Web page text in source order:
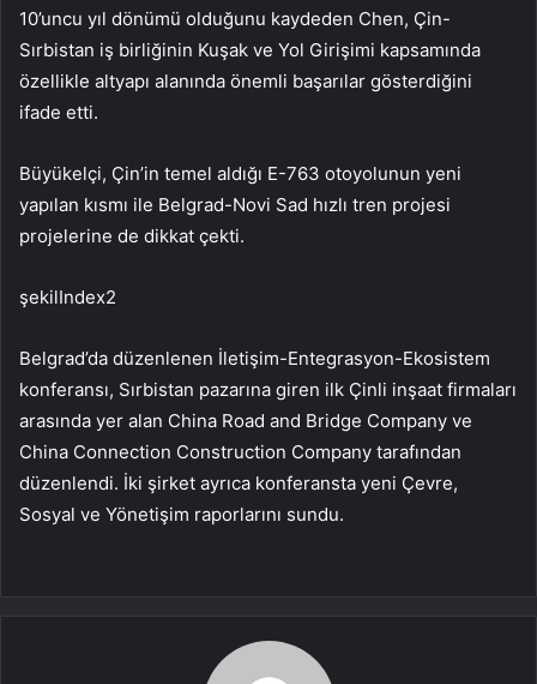
10’uncu yıl dönümü olduğunu kaydeden Chen, Çin-
Sırbistan iş birliğinin Kuşak ve Yol Girişimi kapsamında
özellikle altyapı alanında önemli başarılar gösterdiğini
ifade etti.
Büyükelçi, Çin’in temel aldığı E-763 otoyolunun yeni
yapılan kısmı ile Belgrad-Novi Sad hızlı tren projesi
projelerine de dikkat çekti.
şekilIndex2
Belgrad’da düzenlenen İletişim-Entegrasyon-Ekosistem
konferansı, Sırbistan pazarına giren ilk Çinli inşaat firmaları
arasında yer alan China Road and Bridge Company ve
China Connection Construction Company tarafından
düzenlendi. İki şirket ayrıca konferansta yeni Çevre,
Sosyal ve Yönetişim raporlarını sundu.